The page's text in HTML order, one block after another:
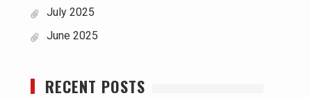
July 2025
June 2025
RECENT POSTS